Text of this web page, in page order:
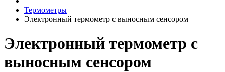
Термометры
Электронный термометр с выносным сенсором
Электронный термометр с
выносным сенсором